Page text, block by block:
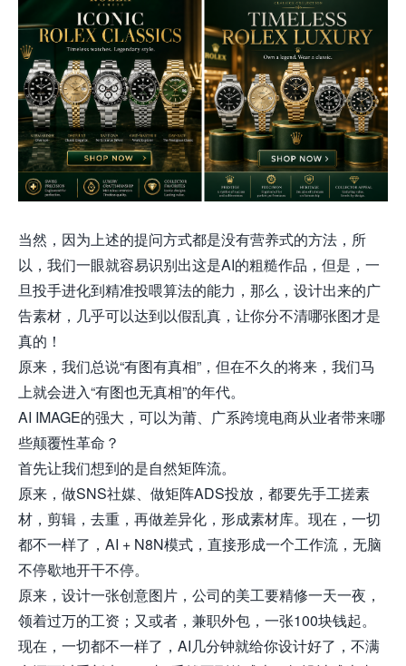
当然，因为上述的提问方式都是没有营养式的方法，所
以，我们一眼就容易识别出这是AI的粗糙作品，但是，一
旦投手进化到精准投喂算法的能力，那么，设计出来的广
告素材，几乎可以达到以假乱真，让你分不清哪张图才是
真的！
原来，我们总说“有图有真相”，但在不久的将来，我们马
上就会进入“有图也无真相”的年代。
AI IMAGE的强大，可以为莆、广系跨境电商从业者带来哪
些颠覆性革命？
首先让我们想到的是自然矩阵流。
原来，做SNS社媒、做矩阵ADS投放，都要先手工搓素
材，剪辑，去重，再做差异化，形成素材库。现在，一切
都不一样了，AI + N8N模式，直接形成一个工作流，无脑
不停歇地开干不停。
原来，设计一张创意图片，公司的美工要精修一天一夜，
领着过万的工资；又或者，兼职外包，一张100块钱起。
现在，一切都不一样了，AI几分钟就给你设计好了，不满